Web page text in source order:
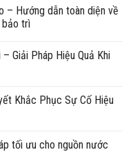
– Hướng dẫn toàn diện về
bảo trì
Giải Pháp Hiệu Quả Khi
Khắc Phục Sự Cố Hiệu
tối ưu cho nguồn nước